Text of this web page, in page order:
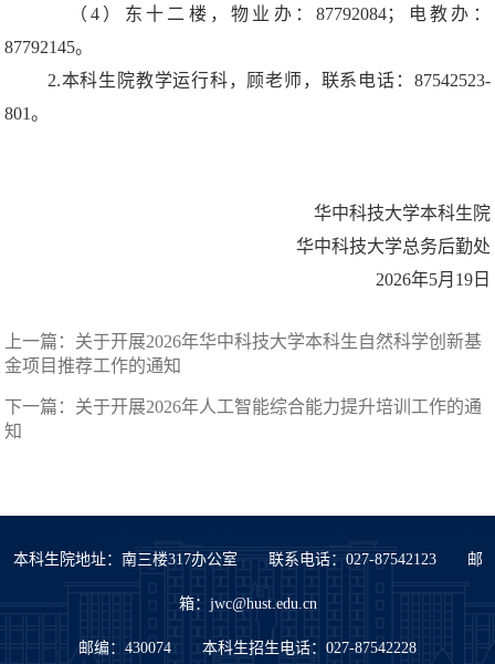
（4）东十二楼，物业办：87792084；电教办：
87792145。
2.本科生院教学运行科，顾老师，联系电话：87542523-
801。
华中科技大学本科生院
华中科技大学总务后勤处
2026年5月19日
上一篇： 关于开展2026年华中科技大学本科生自然科学创新基
金项目推荐工作的通知
下一篇： 关于开展2026年人工智能综合能力提升培训工作的通
知
本科生院地址：南三楼317办公室 联系电话：027-87542123 邮
箱：jwc@hust.edu.cn
邮编：430074 本科生招生电话：027-87542228